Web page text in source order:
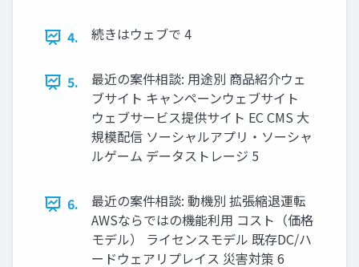
4. 続きはウェブで 4
5.
最近の案件相談: 用途別 商品紹介ウェ
ブサイト キャンペーンウェブサイト
ウェブサービス提供サイト EC CMS 大
規模配信 ソーシャルアプリ・ソーシャ
ルゲーム データストレージ 5
6.
最近の案件相談: 動機別 拡張縮退運転
AWSならではの機能利用 コスト（価格
モデル） ライセンスモデル 既存DC/ハ
ードウェアリプレイス 災害対策 6